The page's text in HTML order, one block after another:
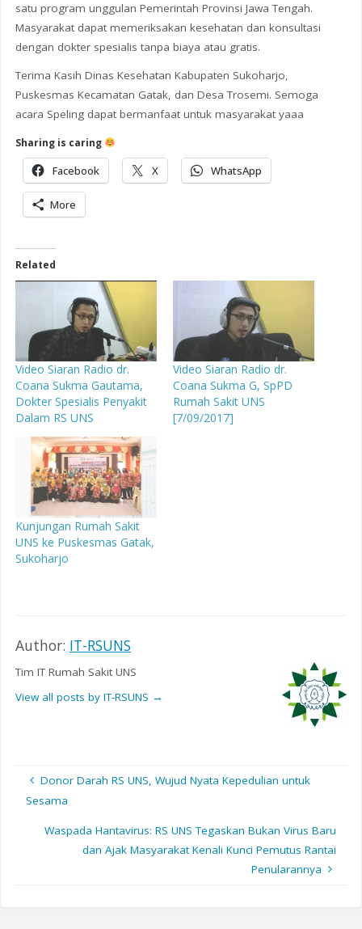
satu program unggulan Pemerintah Provinsi Jawa Tengah.
Masyarakat dapat memeriksakan kesehatan dan konsultasi
dengan dokter spesialis tanpa biaya atau gratis.
Terima Kasih Dinas Kesehatan Kabupaten Sukoharjo,
Puskesmas Kecamatan Gatak, dan Desa Trosemi. Semoga
acara Speling dapat bermanfaat untuk masyarakat yaaa
Sharing is caring
Facebook X WhatsApp
More
Related
Video Siaran Radio dr.
Coana Sukma Gautama,
Dokter Spesialis Penyakit
Dalam RS UNS
Video Siaran Radio dr.
Coana Sukma G, SpPD
Rumah Sakit UNS
[7/09/2017]
Kunjungan Rumah Sakit
UNS ke Puskesmas Gatak,
Sukoharjo
Author: IT-RSUNS
Tim IT Rumah Sakit UNS
View all posts by IT-RSUNS →
Donor Darah RS UNS, Wujud Nyata Kepedulian untuk
Sesama
Waspada Hantavirus: RS UNS Tegaskan Bukan Virus Baru
dan Ajak Masyarakat Kenali Kunci Pemutus Rantai
Penularannya